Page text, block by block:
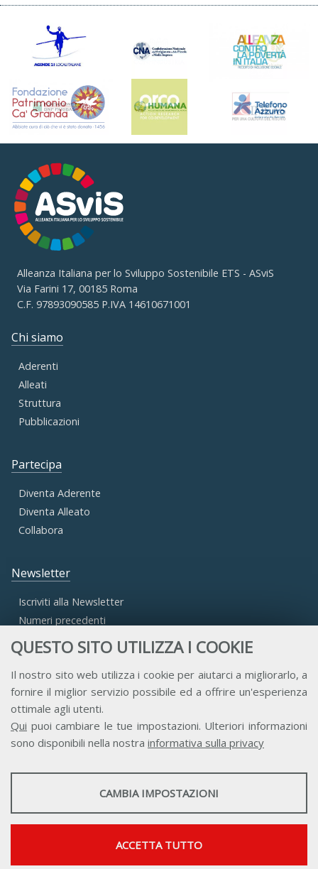
QUESTO SITO UTILIZZA I COOKIE
Il nostro sito web utilizza i cookie per aiutarci a migliorarlo, a
fornire il miglior servizio possibile ed a offrire un'esperienza
ottimale agli utenti.
Qui puoi cambiare le tue impostazioni. Ulteriori informazioni
sono disponibili nella nostra informativa sulla privacy
STATISTICHE
Mostra maggiori informazioni
CAMBIA IMPOSTAZIONI
ACCETTA TUTTO
Alleanza Italiana per lo Sviluppo Sostenibile ETS - ASviS
Via Farini 17, 00185 Roma
C.F. 97893090585 P.IVA 14610671001
Chi siamo
Aderenti
Alleati
Struttura
Pubblicazioni
Partecipa
Diventa Aderente
Diventa Alleato
Collabora
Newsletter
Iscriviti alla Newsletter
Numeri precedenti
Accesso Aderenti
Accesso Consulta
Accesso Team
Contatti Privacy Trasparenza Credits